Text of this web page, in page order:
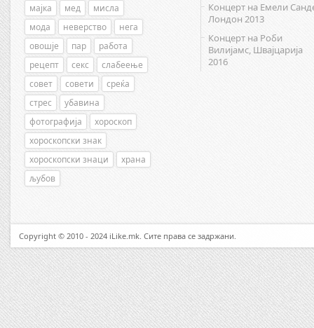
мајка
мед
мисла
мода
неверство
нега
овошје
пар
работа
рецепт
секс
слабеење
совет
совети
среќа
стрес
убавина
фотографија
хороскоп
хороскопски знак
хороскопски знаци
храна
љубов
Концерт на Емели
Лондон 2013
Концерт на Роби
Вилијамс, Швајцарија
2016
Copyright © 2010 - 2024 iLike.mk. Сите права се задржани.